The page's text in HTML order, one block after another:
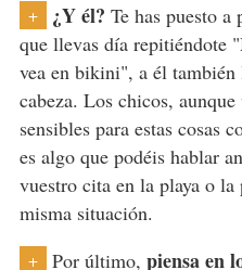
+ ¿Y él? Te has puesto a
que llevas día repitiéndote
vea en bikini", a él también
cabeza. Los chicos,
sensibles para estas cosas
es algo que podéis hablar
vuestro cita en la playa o
misma situación.
+ Por último, piensa en